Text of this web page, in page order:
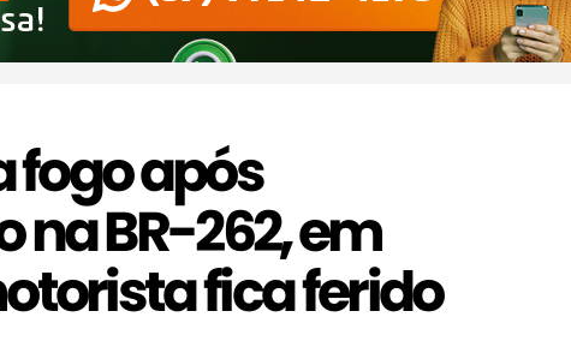
fogo após
BR-262, em
fica ferido